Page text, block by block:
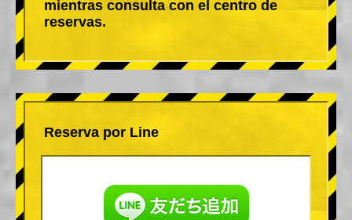
mientras consulta con el centro de
reservas.
Reserva por Line